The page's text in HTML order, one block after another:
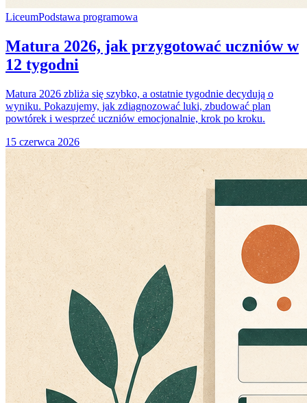
LiceumPodstawa programowa
Matura 2026, jak przygotować uczniów w
12 tygodni
Matura 2026 zbliża się szybko, a ostatnie tygodnie decydują o
wyniku. Pokazujemy, jak zdiagnozować luki, zbudować plan
powtórek i wesprzeć uczniów emocjonalnie, krok po kroku.
15 czerwca 2026